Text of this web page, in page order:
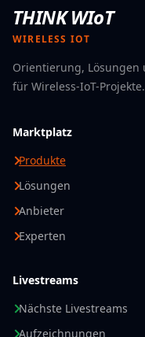
THINK WIoT
WIRELESS IOT
Orientierung, Lösungen
für Wireless-IoT-Projekte.
Marktplatz
Produkte
Lösungen
Anbieter
Experten
Livestreams
Nächste Livestreams
Aufzeichnungen